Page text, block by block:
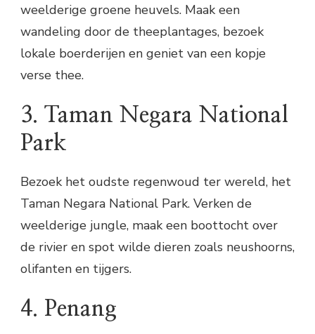
weelderige groene heuvels. Maak een
wandeling door de theeplantages, bezoek
lokale boerderijen en geniet van een kopje
verse thee.
3. Taman Negara National
Park
Bezoek het oudste regenwoud ter wereld, het
Taman Negara National Park. Verken de
weelderige jungle, maak een boottocht over
de rivier en spot wilde dieren zoals neushoorns,
olifanten en tijgers.
4. Penang